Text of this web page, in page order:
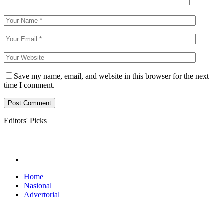
Save my name, email, and website in this browser for the next
time I comment.
Editors' Picks
Home
Nasional
Advertorial